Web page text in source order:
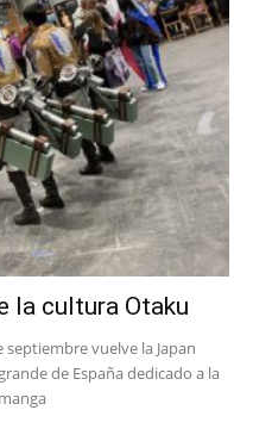
la cultura Otaku
septiembre vuelve la Japan
de España dedicado a la